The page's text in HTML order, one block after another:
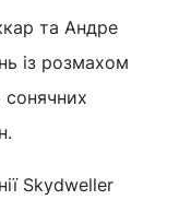
та Андре
із розмахом
Skydweller